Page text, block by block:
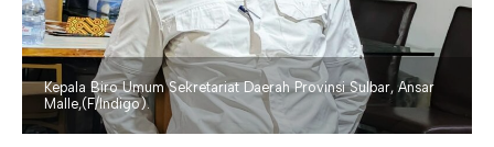
Kepala Biro Umum Sekretariat Daerah Provinsi Sulbar, Ansar
Malle,(F/Indigo).